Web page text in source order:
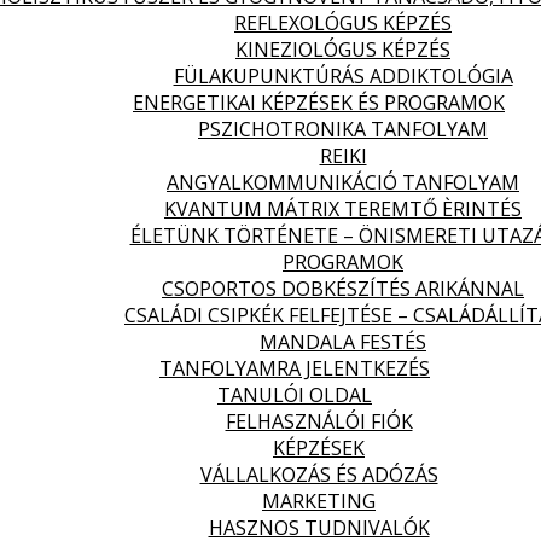
REFLEXOLÓGUS KÉPZÉS
KINEZIOLÓGUS KÉPZÉS
FÜLAKUPUNKTÚRÁS ADDIKTOLÓGIA
ENERGETIKAI KÉPZÉSEK ÉS PROGRAMOK
PSZICHOTRONIKA TANFOLYAM
REIKI
ANGYALKOMMUNIKÁCIÓ TANFOLYAM
KVANTUM MÁTRIX TEREMTŐ ÈRINTÉS
ÉLETÜNK TÖRTÉNETE – ÖNISMERETI
PROGRAMOK
CSOPORTOS DOBKÉSZÍTÉS ARIKÁNNAL
CSALÁDI CSIPKÉK FELFEJTÉSE –
MANDALA FESTÉS
TANFOLYAMRA JELENTKEZÉS
TANULÓI OLDAL
FELHASZNÁLÓI FIÓK
KÉPZÉSEK
VÁLLALKOZÁS ÉS ADÓZÁS
MARKETING
HASZNOS TUDNIVALÓK